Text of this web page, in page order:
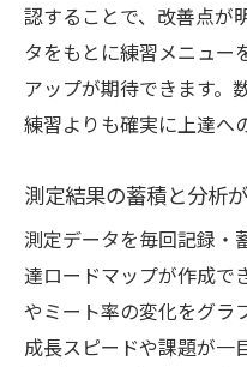
認することで、改善点が
タをもとに練習メニュー
アップが期待できます。
練習よりも確実に上達へ
測定結果の蓄積と分析
測定データを毎回記録・
達ロードマップが作成で
やミート率の変化をグラ
成長スピードや課題が一